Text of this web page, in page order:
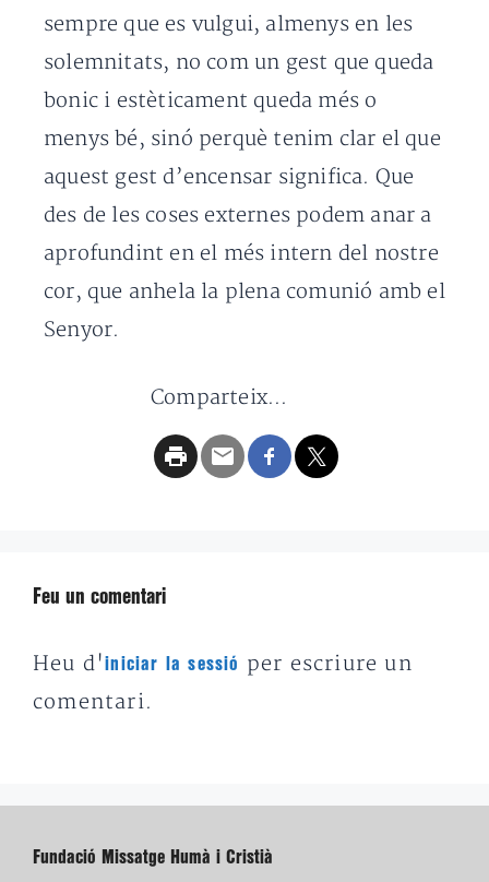
sempre que es vulgui, almenys en les
solemnitats, no com un gest que queda
bonic i estèticament queda més o
menys bé, sinó perquè tenim clar el que
aquest gest d’encensar significa. Que
des de les coses externes podem anar a
aprofundint en el més intern del nostre
cor, que anhela la plena comunió amb el
Senyor.
Comparteix...
Feu un comentari
Heu d'iniciar la sessió
per escriure un
comentari.
Fundació Missatge Humà i Cristià